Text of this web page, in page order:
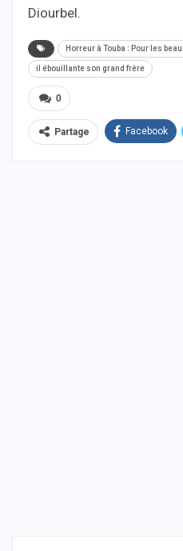
Diourbel.
Horreur à Touba : Pour les
il ébouillante son grand frère
0
Partage Facebook